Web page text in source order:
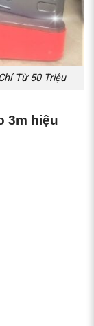
Từ 50 Triệu
3m hiệu